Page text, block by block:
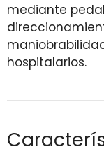
mediante
hospitalarios.